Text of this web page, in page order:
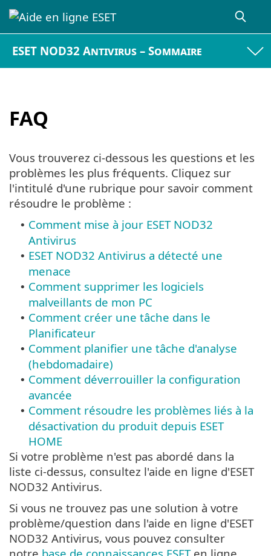
ESET NOD32 Antivirus – Sommaire
FAQ
Vous trouverez ci-dessous les questions et les
problèmes les plus fréquents. Cliquez sur
l'intitulé d'une rubrique pour savoir comment
résoudre le problème :
• Comment mise à jour ESET NOD32
Antivirus
• ESET NOD32 Antivirus a détecté une
menace
• Comment supprimer les logiciels
malveillants de mon PC
• Comment créer une tâche dans le
Planificateur
• Comment planifier une tâche d'analyse
(hebdomadaire)
• Comment déverrouiller la configuration
avancée
• Comment résoudre les problèmes liés à la
désactivation du produit depuis ESET
HOME
Si votre problème n'est pas abordé dans la
liste ci-dessus, consultez l'aide en ligne d'ESET
NOD32 Antivirus.
Si vous ne trouvez pas une solution à votre
problème/question dans l'aide en ligne d'ESET
NOD32 Antivirus, vous pouvez consulter